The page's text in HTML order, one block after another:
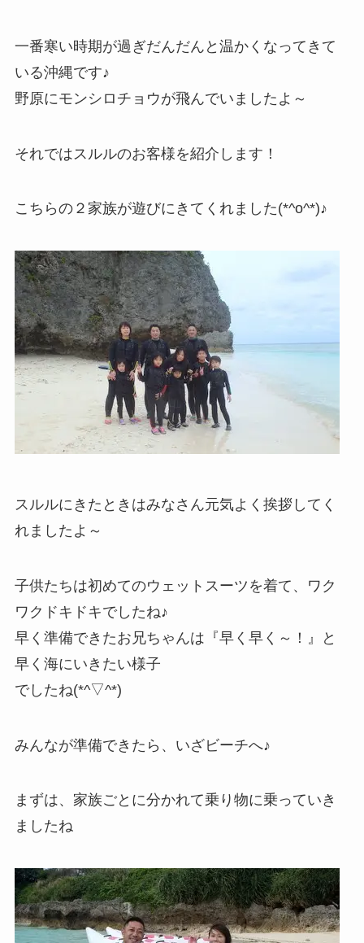
一番寒い時期が過ぎだんだんと温かくなってきて
いる沖縄です♪
野原にモンシロチョウが飛んでいましたよ～
それではスルルのお客様を紹介します！
こちらの２家族が遊びにきてくれました(*^o^*)♪
スルルにきたときはみなさん元気よく挨拶してく
れましたよ～
子供たちは初めてのウェットスーツを着て、ワク
ワクドキドキでしたね♪
早く準備できたお兄ちゃんは『早く早く～！』と
早く海にいきたい様子
でしたね(*^▽^*)
みんなが準備できたら、いざビーチへ♪
まずは、家族ごとに分かれて乗り物に乗っていき
ましたね